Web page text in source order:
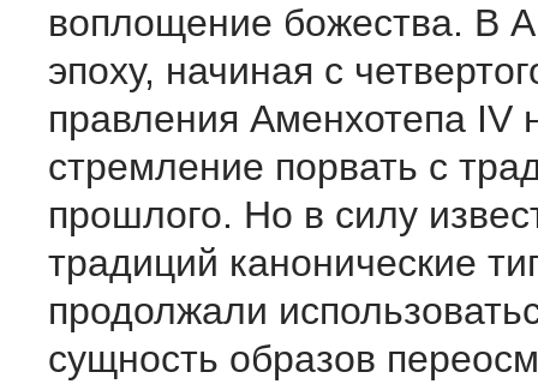
воплощение божества. В
эпоху, начиная с
правления Аменхотепа IV
стремление порвать с
прошлого. Но в силу
традиций канонические
продолжали
сущность образов